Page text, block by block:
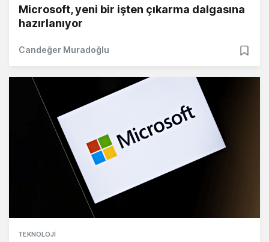
Microsoft, yeni bir işten çıkarma dalgasına
hazırlanıyor
Candeğer Muradoğlu
TEKNOLOJI